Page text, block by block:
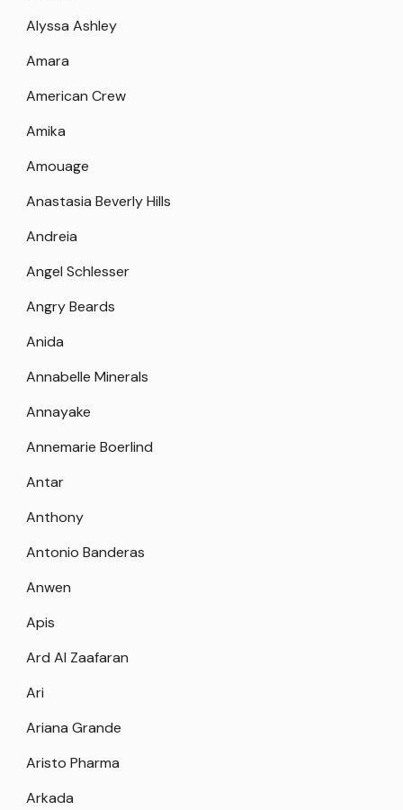
Alyssa Ashley
Amara
American Crew
Amika
Amouage
Anastasia Beverly Hills
Andreia
Angel Schlesser
Angry Beards
Anida
Annabelle Minerals
Annayake
Annemarie Boerlind
Antar
Anthony
Antonio Banderas
Anwen
Apis
Ard Al Zaafaran
Ari
Ariana Grande
Aristo Pharma
Arkada